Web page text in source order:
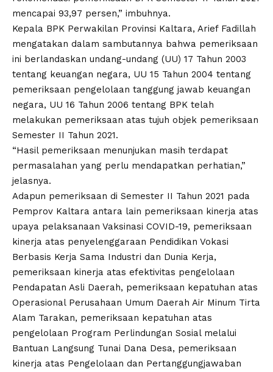
mencapai 93,97 persen,” imbuhnya.
Kepala BPK Perwakilan Provinsi Kaltara, Arief Fadillah
mengatakan dalam sambutannya bahwa pemeriksaan
ini berlandaskan undang-undang (UU) 17 Tahun 2003
tentang keuangan negara, UU 15 Tahun 2004 tentang
pemeriksaan pengelolaan tanggung jawab keuangan
negara, UU 16 Tahun 2006 tentang BPK telah
melakukan pemeriksaan atas tujuh objek pemeriksaan
Semester II Tahun 2021.
“Hasil pemeriksaan menunjukan masih terdapat
permasalahan yang perlu mendapatkan perhatian,”
jelasnya.
Adapun pemeriksaan di Semester II Tahun 2021 pada
Pemprov Kaltara antara lain pemeriksaan kinerja atas
upaya pelaksanaan Vaksinasi COVID-19, pemeriksaan
kinerja atas penyelenggaraan Pendidikan Vokasi
Berbasis Kerja Sama Industri dan Dunia Kerja,
pemeriksaan kinerja atas efektivitas pengelolaan
Pendapatan Asli Daerah, pemeriksaan kepatuhan atas
Operasional Perusahaan Umum Daerah Air Minum Tirta
Alam Tarakan, pemeriksaan kepatuhan atas
pengelolaan Program Perlindungan Sosial melalui
Bantuan Langsung Tunai Dana Desa, pemeriksaan
kinerja atas Pengelolaan dan Pertanggungjawaban